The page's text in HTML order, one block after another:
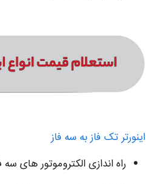
اینورتر تک فاز به سه فاز
راه اندازی الکتروموتور های سه فاز تا